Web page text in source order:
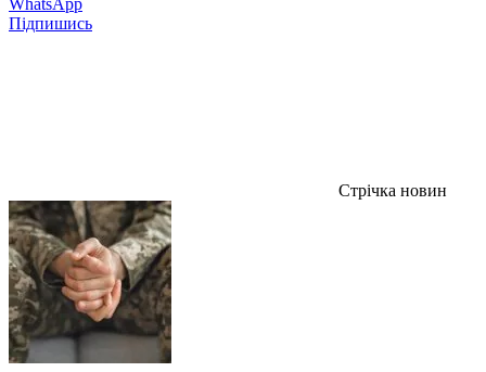
WhatsApp
Підпишись
Стрічка новин